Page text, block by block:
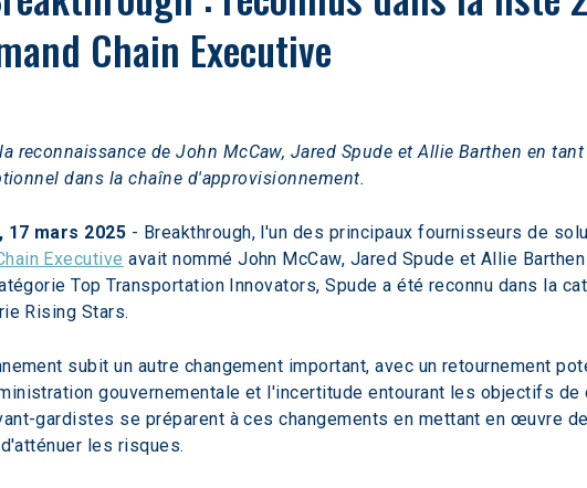
Chain Executive
reconnaissance de John McCaw, Jared Spude et Allie Barthen en
dans la chaîne d'approvisionnement.
17 mars 2025 - Breakthrough, l'un des principaux fournisseurs de
Executive avait nommé John McCaw, Jared Spude et Allie
Top Transportation Innovators, Spude a été reconnu dans la
Rising Stars.
subit un autre changement important, avec un retournement
gouvernementale et l'incertitude entourant les objectifs
gardistes se préparent à ces changements en mettant en œuvre
les risques.